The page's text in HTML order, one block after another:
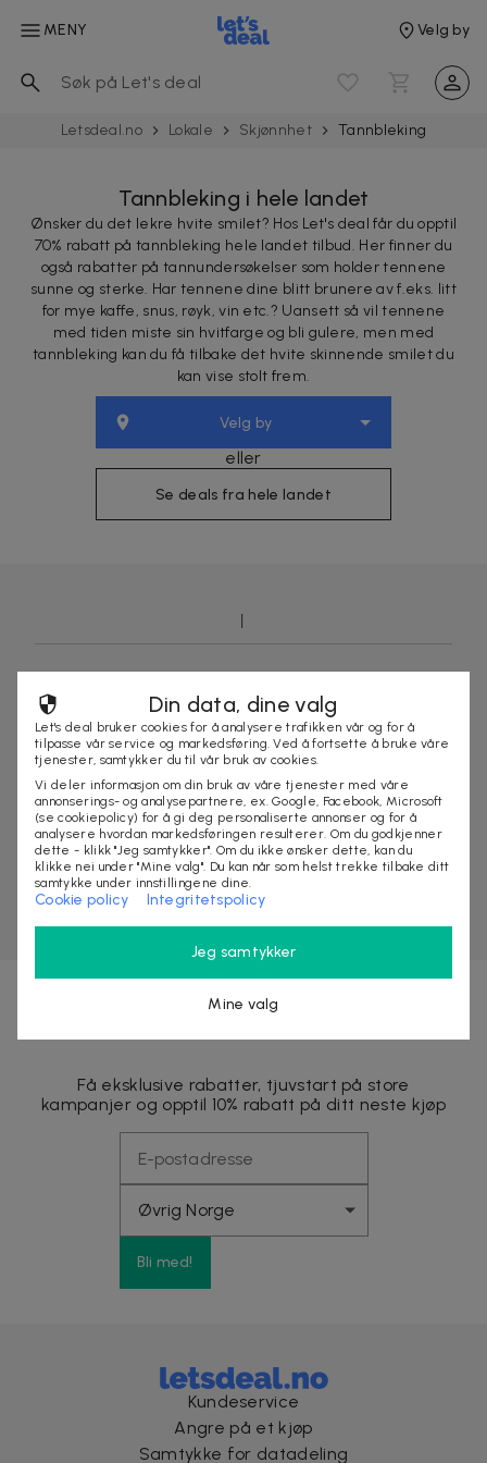
MENY Velg by
Letsdeal.no Lokale Skjønnhet Tannbleking
Tannbleking i hele landet
Ønsker du det lekre hvite smilet? Hos Let's deal får du opptil
70% rabatt på tannbleking hele landet tilbud. Her finner du
også rabatter på tannundersøkelser som holder tennene
sunne og sterke. Har tennene dine blitt brunere av f.eks. litt
for mye kaffe, snus, røyk, vin etc.? Uansett så vil tennene
med tiden miste sin hvitfarge og bli gulere, men med
tannbleking kan du få tilbake det hvite skinnende smilet du
kan vise stolt frem.
Velg by
eller
Se deals fra hele landet
Få eksklusive rabatter, tjuvstart på store
kampanjer og opptil 10% rabatt på ditt neste kjøp
Bli med!
Kundeservice
Angre på et kjøp
Samtykke for datadeling
Din data, dine valg
Let's deal bruker cookies for å analysere trafikken vår og for å
tilpasse vår service og markedsføring. Ved å fortsette å bruke våre
tjenester, samtykker du til vår bruk av cookies.
Vi deler informasjon om din bruk av våre tjenester med våre
annonserings- og analysepartnere, ex. Google, Facebook, Microsoft
(se cookiepolicy) for å gi deg personaliserte annonser og for å
analysere hvordan markedsføringen resulterer. Om du godkjenner
dette - klikk "Jeg samtykker". Om du ikke ønsker dette, kan du
klikke nei under "Mine valg". Du kan når som helst trekke tilbake ditt
samtykke under innstillingene dine.
Cookie policy Integritetspolicy
Jeg samtykker
Mine valg